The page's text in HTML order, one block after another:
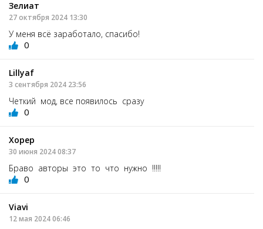
Зелиат
27 октября 2024 13:30
У меня всё заработало, спасибо!
0
Lillyaf
3 сентября 2024 23:56
Четкий мод, все появилось сразу
0
Хорер
30 июня 2024 08:37
Браво авторы это то что нужно !!!!!
0
Viavi
12 мая 2024 06:46